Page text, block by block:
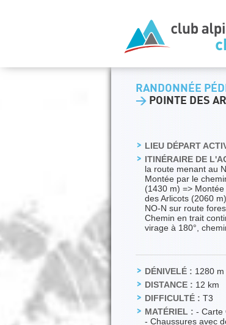
RANDONNÉE
> POINTE DES
LIEU DÉPART
ITINÉRAIRE DE
la route menant au
Montée par le
(1430 m) =>
des Arlicots (2060
NO-N sur route
Chemin en trait
virage à 180°,
DÉNIVELÉ : 1280 m
DISTANCE : 12 km
DIFFICULTÉ : T3
MATÉRIEL : - Carte
- Chaussures avec